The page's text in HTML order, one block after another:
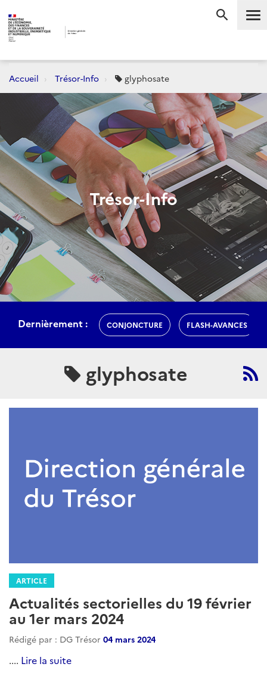
Accueil Trésor-Info glyphosate
Trésor-Info
Dernièrement : CONJONCTURE FLASH-AVANCES
glyphosate
ARTICLE
Actualités sectorielles du 19 février
au 1er mars 2024
Rédigé par : DG Trésor 04 mars 2024
.... Lire la suite